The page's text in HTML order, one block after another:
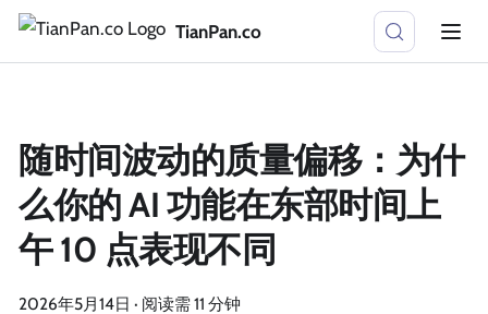
TianPan.co
随时间波动的质量偏移：为什
么你的 AI 功能在东部时间上
午 10 点表现不同
2026年5月14日 · 阅读需 11 分钟